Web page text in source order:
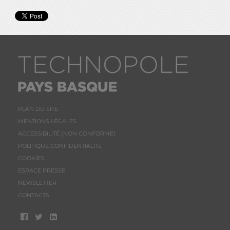
PLAN DU SITE
MENTIONS LÉGALES
ACCESSIBILITÉ (NON CONFORME)
POLITIQUE CONFIDENTIALITÉ
COOKIES
ESPACE PRESSE
NEWSLETTER
CONTACTS